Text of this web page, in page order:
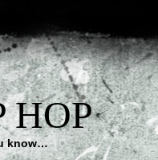
HOP
know…